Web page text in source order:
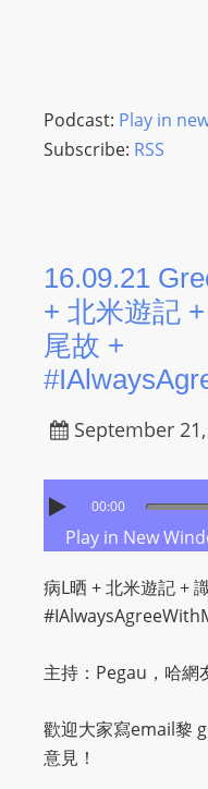
talkonly
Podcast: Play in
Subscribe: RSS
16.09.21
+ 北米遊記
尾故 +
September
00:00
Play in New
病L晒 + 北米遊記 +
主持：Pegau，哈網
歡迎大家寫email黎
意見！